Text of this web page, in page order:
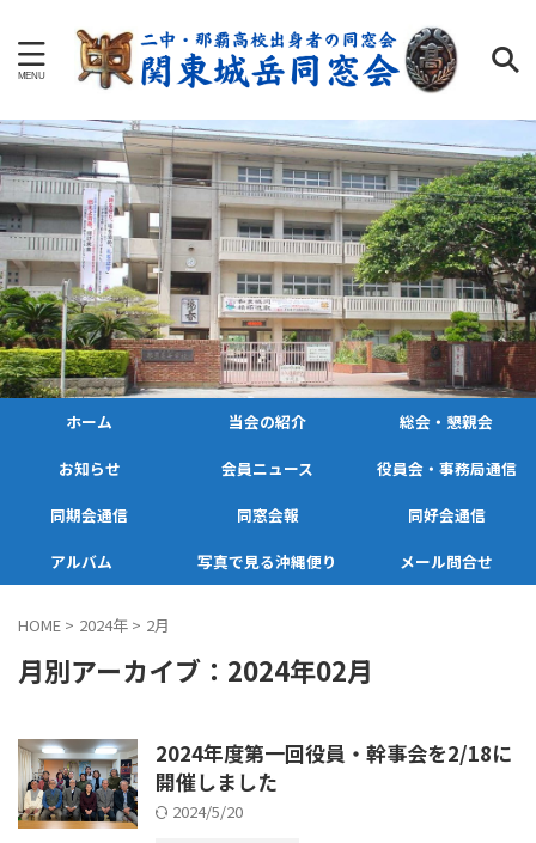
ホーム 当会の紹介 総会・懇親会
お知らせ 会員ニュース 役員会・事務局通信
同期会通信 同窓会報 同好会通信
アルバム 写真で見る沖縄便り メール問合せ
HOME > 2024年 > 2月
月別アーカイブ：2024年02月
2024年度第一回役員・幹事会を2/18に
開催しました
2024/5/20